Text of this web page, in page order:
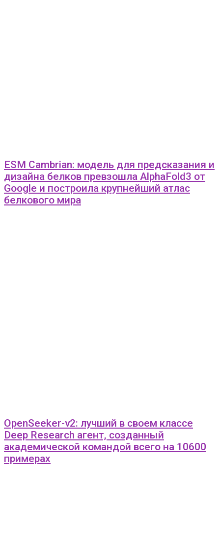
ESM Cambrian: модель для предсказания и
дизайна белков превзошла AlphaFold3 от
Google и построила крупнейший атлас
белкового мира
OpenSeeker-v2: лучший в своем классе
Deep Research агент, созданный
академической командой всего на 10600
примерах